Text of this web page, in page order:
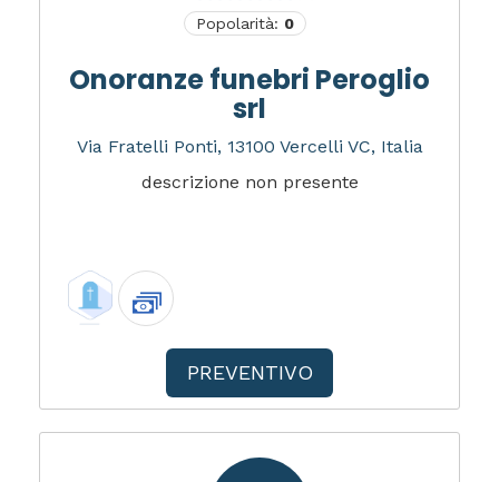
Popolarità: 0
Onoranze funebri Peroglio
srl
Via Fratelli Ponti, 13100 Vercelli VC, Italia
descrizione non presente
PREVENTIVO